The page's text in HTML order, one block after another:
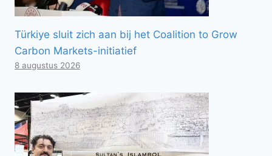
Türkiye sluit zich aan bij het Coalition to Grow
Carbon Markets-initiatief
8 augustus 2026